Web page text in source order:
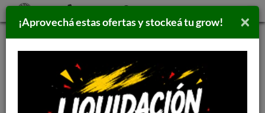
ARMADORES
×
¡Aprovechá estas ofertas y stockeá tu grow!